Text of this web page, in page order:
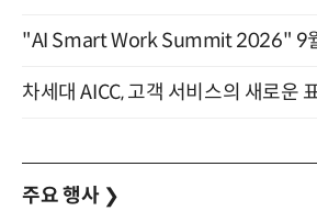
"AI Smart Work Summit 2026" 9
주요 행사 ❯